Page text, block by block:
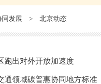
同发展 > 北京动态
跑出对外开放加速度
通领域碳普惠协同地方标准